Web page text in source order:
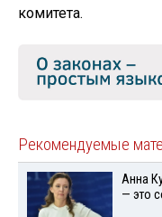
комитета.
Рекомендуемые
Анна
— это